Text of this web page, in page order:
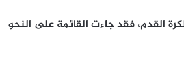
القدم، فقد جاءت القائمة على النحو